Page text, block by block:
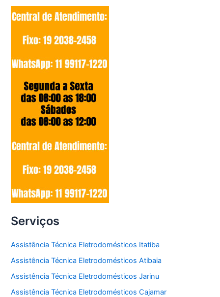
Serviços
Assistência Técnica Eletrodomésticos Itatiba
Assistência Técnica Eletrodomésticos Atibaia
Assistência Técnica Eletrodomésticos Jarinu
Assistência Técnica Eletrodomésticos Cajamar